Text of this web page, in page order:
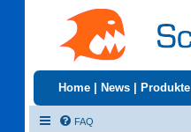
Home News Produkte
FAQ